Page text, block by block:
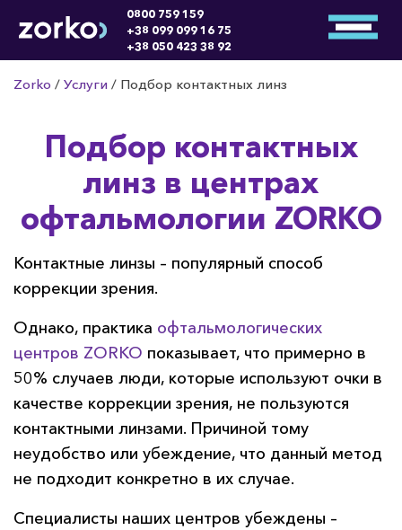
0800 759 159
+38 099 099 16 75
+38 050 423 38 92
Zorko / Услуги / Подбор контактных линз
Подбор контактных
линз в центрах
офтальмологии ZORKO
Контактные линзы – популярный способ
коррекции зрения.
Однако, практика офтальмологических
центров ZORKO показывает, что примерно в
50% случаев люди, которые используют очки в
качестве коррекции зрения, не пользуются
контактными линзами. Причиной тому
неудобство или убеждение, что данный метод
не подходит конкретно в их случае.
Специалисты наших центров убеждены –